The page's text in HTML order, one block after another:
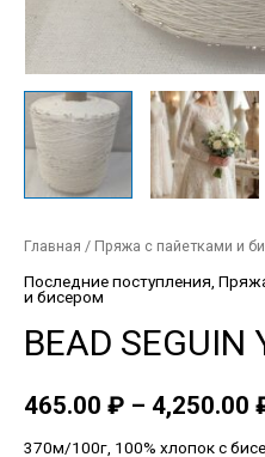
Главная / Пряжа с пайетками и
Последние поступления,
и бисером
BEAD SEGUIN
465.00 ₽ – 4,250.00
370м/100г, 100% хлопок с